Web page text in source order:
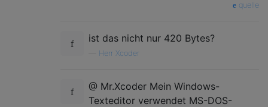
quelle
ist das nicht nur 420 Bytes?
Herr Xcoder
@ Mr.Xcoder Mein Windows-
Texteditor verwendet MS-DOS-